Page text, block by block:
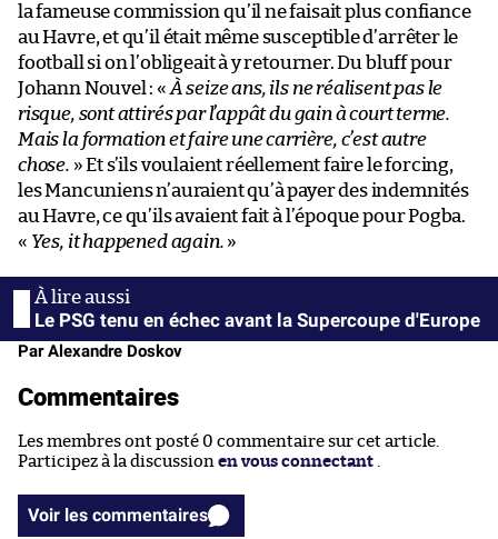
la fameuse commission qu’il ne faisait plus confiance
au Havre, et qu’il était même susceptible d’arrêter le
football si on l’obligeait à y retourner. Du bluff pour
Johann Nouvel : « À seize ans, ils ne réalisent pas le
risque, sont attirés par l’appât du gain à court terme.
Mais la formation et faire une carrière, c’est autre
chose. » Et s’ils voulaient réellement faire le forcing,
les Mancuniens n’auraient qu’à payer des indemnités
au Havre, ce qu’ils avaient fait à l’époque pour Pogba.
« Yes, it happened again. »
Le PSG tenu en échec avant la Supercoupe d'Europe
Par Alexandre Doskov
Commentaires
Les membres ont posté 0 commentaire sur cet article.
Participez à la discussion en vous connectant
Voir les commentaires